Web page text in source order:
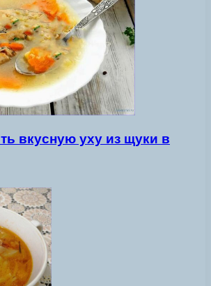
вкусную уху из щуки в